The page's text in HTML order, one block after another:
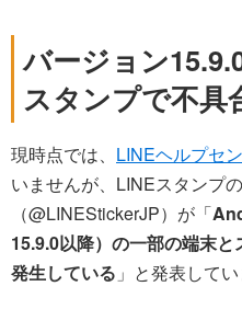
バージョン
スタンプで不具
現時点では、 LINEヘルプセ
いませんが、LINEスタンプ
（@LINEStickerJP）が「
15.9.0以降）の一部の端末
発生している 」と発表してい